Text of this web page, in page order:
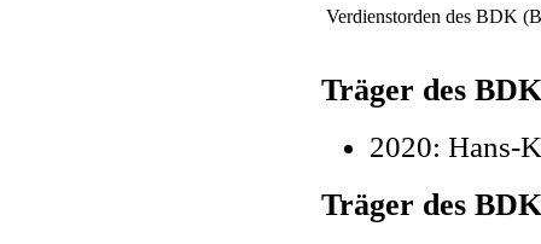
Verdienstorden des BDK
Träger des
2020: Hans-
Träger des